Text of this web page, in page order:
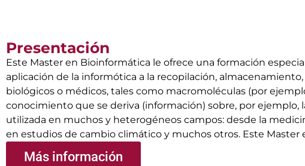
Presentación
Este Master en Bioinformática le ofrece una formación
aplicación de la informótica a la recopilación,
biológicos o médicos, tales como macromoléculas (por
conocimiento que se deriva (información) sobre, por
utilizada en muchos y heterogéneos campos: desde la
en estudios de cambio climático y muchos otros. Este
Más información